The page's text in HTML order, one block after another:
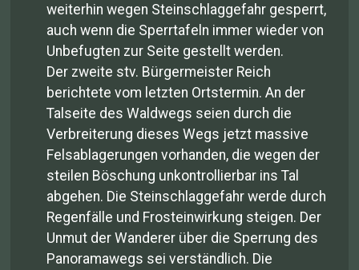
weiterhin wegen Steinschlaggefahr gesperrt,
auch wenn die Sperrtafeln immer wieder von
Unbefugten zur Seite gestellt werden.
Der zweite stv. Bürgermeister Reich
berichtete vom letzten Ortstermin. An der
Talseite des Waldwegs seien durch die
Verbreiterung dieses Wegs jetzt massive
Felsablagerungen vorhanden, die wegen der
steilen Böschung unkontrollierbar ins Tal
abgehen. Die Steinschlaggefahr werde durch
Regenfälle und Frosteinwirkung steigen. Der
Unmut der Wanderer über die Sperrung des
Panoramawegs sei verständlich. Die